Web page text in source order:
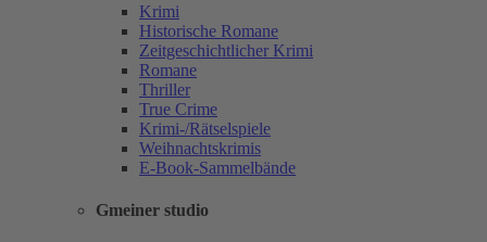
Krimi
Historische Romane
Zeitgeschichtlicher Krimi
Romane
Thriller
True Crime
Krimi-/Rätselspiele
Weihnachtskrimis
E-Book-Sammelbände
Gmeiner studio